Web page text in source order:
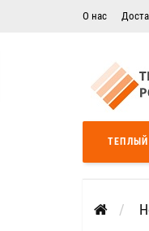
О нас
Цены на
Теплый пол в
Теплый пол